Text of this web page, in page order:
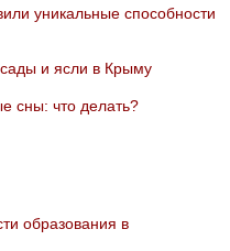
уникальные способности
и ясли в Крыму
сны: что делать?
образования в